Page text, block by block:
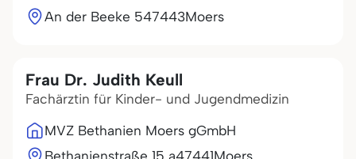
An der Beeke 547443Moers
Frau Dr. Judith Keull
Fachärztin für Kinder- und Jugendmedizin
MVZ Bethanien Moers gGmbH
Bethanienstraße 15 a47441Moers